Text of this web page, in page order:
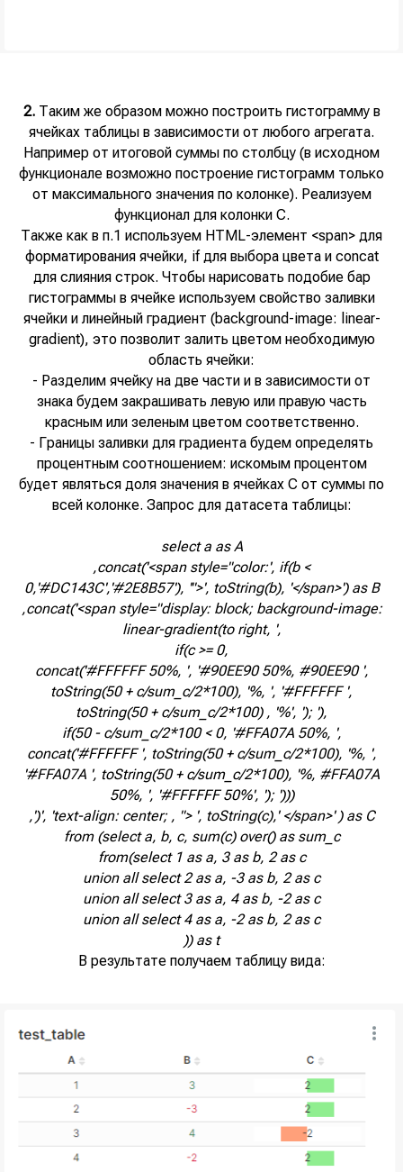
2.Таким же образом можно построить гистограмму в
ячейках таблицы в зависимости от любого агрегата.
Например от итоговой суммы по столбцу (в исходном
функционале возможно построение гистограмм только
от максимального значения по колонке). Реализуем
функционал для колонки С.
Также как в п.1 используем HTML-элемент <span> для
форматирования ячейки, if для выбора цвета и concat
для слияния строк. Чтобы нарисовать подобие бар
гистограммы в ячейке используем свойство заливки
ячейки и линейный градиент (background-image: linear-
gradient), это позволит залить цветом необходимую
область ячейки:
- Разделим ячейку на две части и в зависимости от
знака будем закрашивать левую или правую часть
красным или зеленым цветом соответственно.
- Границы заливки для градиента будем определять
процентным соотношением: искомым процентом
будет являться доля значения в ячейках С от суммы по
всей колонке. Запрос для датасета таблицы:
select a as A
,concat('<span style="color:', if(b <
0,'#DC143C','#2E8B57'), '">', toString(b), '</span>') as B
,concat('<span style="display: block; background-image:
linear-gradient(to right, ',
if(c >= 0,
concat('#FFFFFF 50%, ', '#90EE90 50%, #90EE90 ',
toString(50 + c/sum_c/2*100), '%, ', '#FFFFFF ',
toString(50 + c/sum_c/2*100) , '%', '); '),
if(50 - c/sum_c/2*100 < 0, '#FFA07A 50%, ',
concat('#FFFFFF ', toString(50 + c/sum_c/2*100), '%, ',
'#FFA07A ', toString(50 + c/sum_c/2*100), '%, #FFA07A
50%, ', '#FFFFFF 50%', '); ')))
,')', 'text-align: center; , "> ', toString(c),' </span>' ) as C
from (select a, b, c, sum(c) over() as sum_c
from(select 1 as a, 3 as b, 2 as c
union all select 2 as a, -3 as b, 2 as c
union all select 3 as a, 4 as b, -2 as c
union all select 4 as a, -2 as b, 2 as c
)) as t
В результате получаем таблицу вида:
Новости компании
О компании
Контакты
пространства
SpacePlanner
партнерами
Ласмарт.Аналитика
для розницы